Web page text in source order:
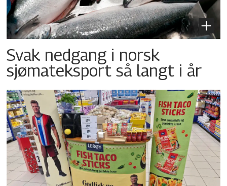
Svak nedgang i norsk
sjømateksport så langt i år